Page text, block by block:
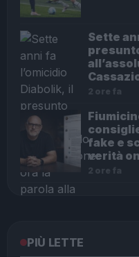
Sette
2 ore fa
fake e
verità
2 ore fa
PIÙ LETTE